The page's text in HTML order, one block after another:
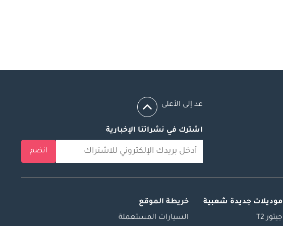
عد إلى الأعلى
اشترك في نشراتنا الإخبارية
انضم
موديلات جديدة شعبية
جيتور T2
خريطة الموقع
السيارات المستعملة